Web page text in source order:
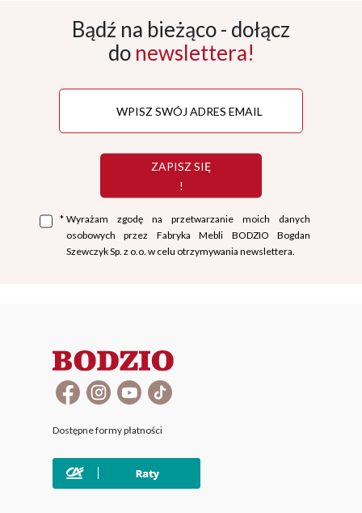
Bądź na bieżąco - dołącz
do newslettera!
ZAPISZ SIĘ
!
* Wyrażam zgodę na przetwarzanie moich danych
osobowych przez Fabryka Mebli BODZIO Bogdan
Szewczyk Sp. z o.o. w celu otrzymywania newslettera.
Dostępne formy płatności